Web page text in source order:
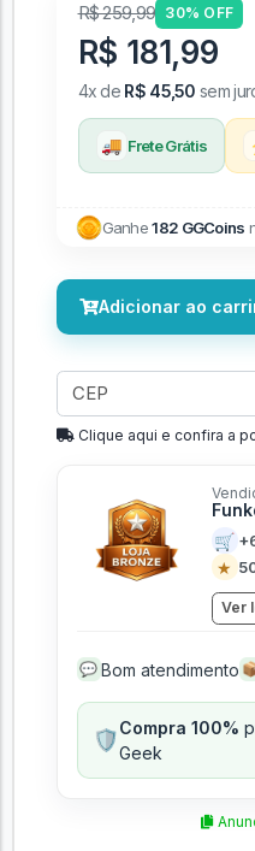
R$ 259,99 30% OFF
R$ 181,99
4x de R$ 45,50 sem
🚚 Frete Grátis
Ganhe182 GGCoins
Adicionar ao
Clique aqui e confira a
🛒
★
Ver
💬 Bom atendimento
🛡️Compra 100%
Geek